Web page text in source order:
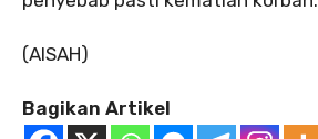
(AISAH)
Bagikan Artikel